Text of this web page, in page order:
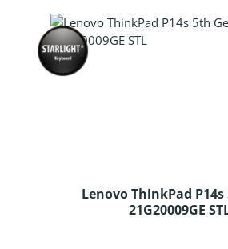
Lenovo ThinkPad
21G20009GE